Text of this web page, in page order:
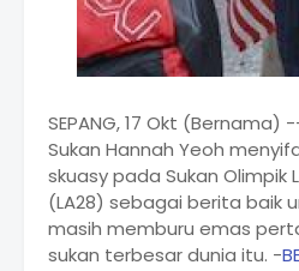
SEPANG, 17 Okt (Bernama)
Sukan Hannah Yeoh
skuasy pada Sukan Olimpik
(LA28) sebagai berita baik
masih memburu emas
sukan terbesar dunia itu. -